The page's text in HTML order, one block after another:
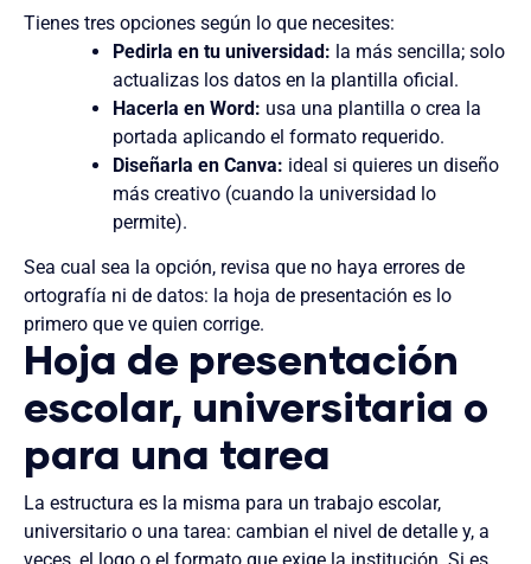
Tienes tres opciones según lo que necesites:
Pedirla en tu universidad: la más sencilla; solo
actualizas los datos en la plantilla oficial.
Hacerla en Word: usa una plantilla o crea la
portada aplicando el formato requerido.
Diseñarla en Canva: ideal si quieres un diseño
más creativo (cuando la universidad lo
permite).
Sea cual sea la opción, revisa que no haya errores de
ortografía ni de datos: la hoja de presentación es lo
primero que ve quien corrige.
Hoja de presentación
escolar, universitaria o
para una tarea
La estructura es la misma para un trabajo escolar,
universitario o una tarea: cambian el nivel de detalle y, a